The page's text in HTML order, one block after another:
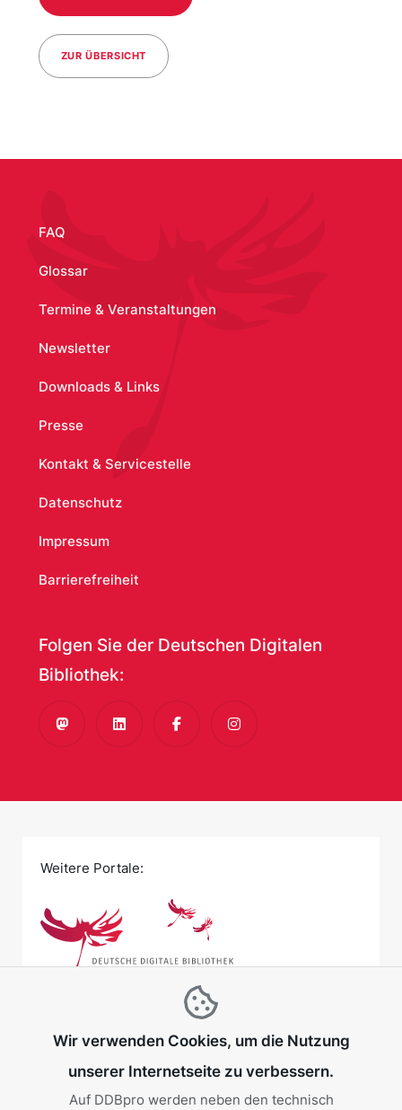
Wir verwenden Cookies, um die Nutzung
unserer Internetseite zu verbessern.
Auf DDBpro werden neben den technisch
ZUR ÜBERSICHT
FAQ
Glossar
Termine & Veranstaltungen
Newsletter
Downloads & Links
Presse
Kontakt & Servicestelle
Datenschutz
Impressum
Barrierefreiheit
Folgen Sie der Deutschen Digitalen
Bibliothek:
MastodonLinkedInFacebookInstagram
Weitere Portale: